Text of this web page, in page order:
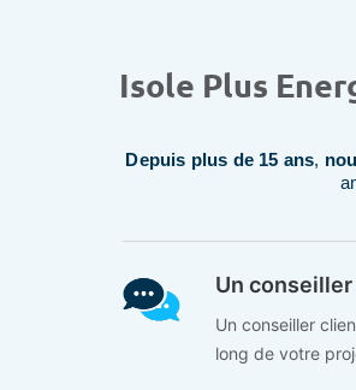
Isole Plus
Depuis plus de 15 ans,
Un
Un conseiller
long de votre